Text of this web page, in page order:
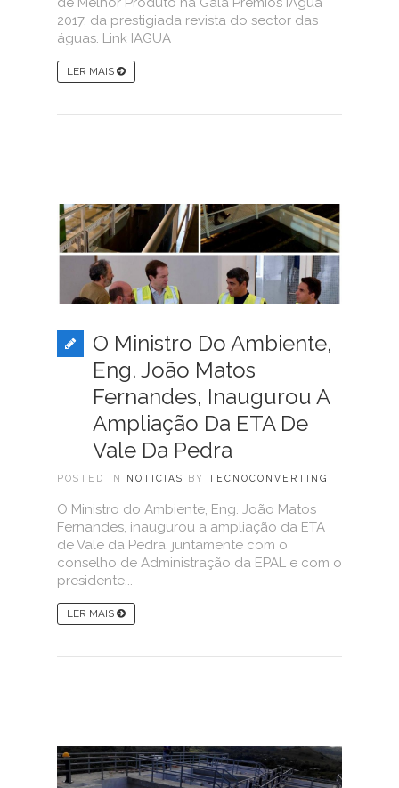
2017, da prestigiada revista do sector das
águas. Link IAGUA
LER MAIS
O Ministro Do Ambiente,
Eng. João Matos
Fernandes, Inaugurou A
Ampliação Da ETA De
Vale Da Pedra
POSTED IN NOTICIAS BY TECNOCONVERTING
O Ministro do Ambiente, Eng. João Matos
Fernandes, inaugurou a ampliação da ETA
de Vale da Pedra, juntamente com o
conselho de Administração da EPAL e com o
presidente...
LER MAIS